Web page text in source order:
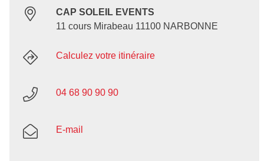
CAP SOLEIL EVENTS
11 cours Mirabeau 11100 NARBONNE
Calculez votre itinéraire
04 68 90 90 90
E-mail